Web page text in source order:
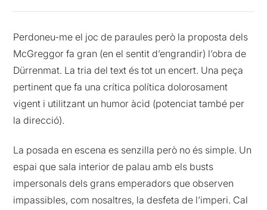
Perdoneu-me el joc de paraules però la proposta dels
McGreggor fa gran (en el sentit d’engrandir) l’obra de
Dürrenmat. La tria del text és tot un encert. Una peça
pertinent que fa una crítica política dolorosament
vigent i utilitzant un humor àcid (potenciat també per
la direcció).
La posada en escena es senzilla però no és simple. Un
espai que sala interior de palau amb els busts
impersonals dels grans emperadors que observen
impassibles, com nosaltres, la desfeta de l’imperi. Cal